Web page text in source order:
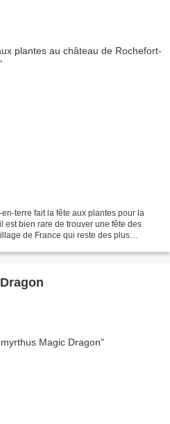
terre fait la fête aux plantes pour la
bien rare de trouver une fête des
de France qui reste des plus